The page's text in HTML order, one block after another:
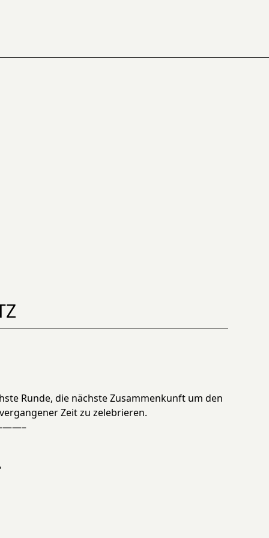
Runde, die nächste Zusammenkunft um den
Zeit zu zelebrieren.